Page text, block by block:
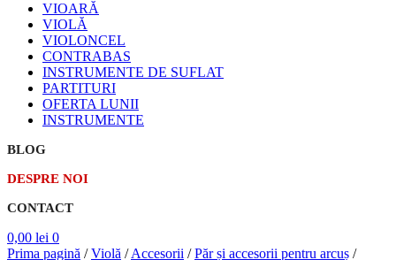
VIOARĂ
VIOLĂ
VIOLONCEL
CONTRABAS
INSTRUMENTE DE SUFLAT
PARTITURI
OFERTA LUNII
INSTRUMENTE
BLOG
DESPRE NOI
CONTACT
0,00 lei 0
Prima pagină /Violă /Accesorii /Păr și accesorii pentru arcuș /